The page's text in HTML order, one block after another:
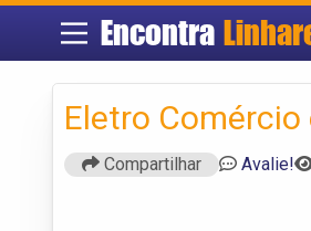
Encontra
Eletro
Compartilhar Avalie!